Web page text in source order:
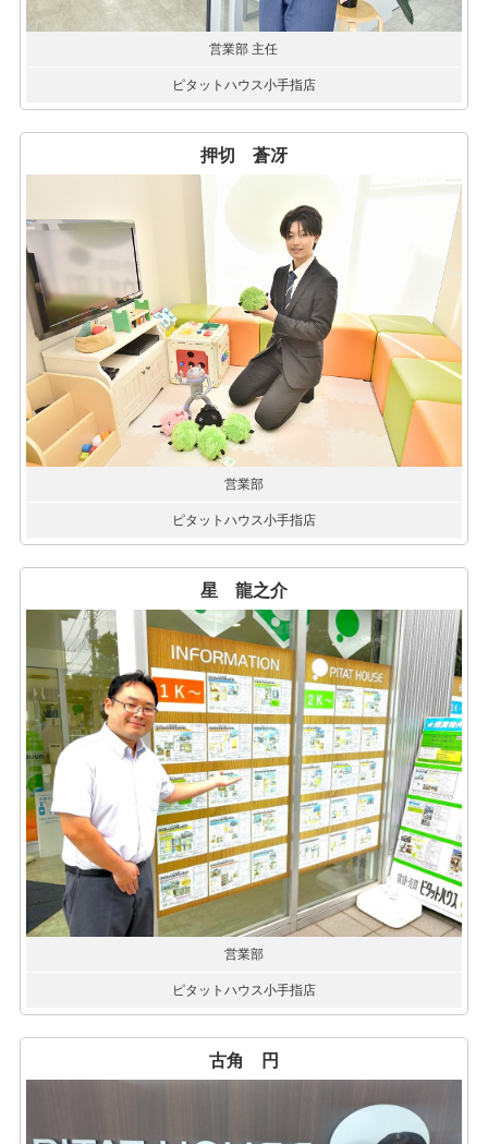
営業部 主任
ピタットハウス小手指店
押切 蒼冴
営業部
ピタットハウス小手指店
星 龍之介
営業部
ピタットハウス小手指店
古角 円